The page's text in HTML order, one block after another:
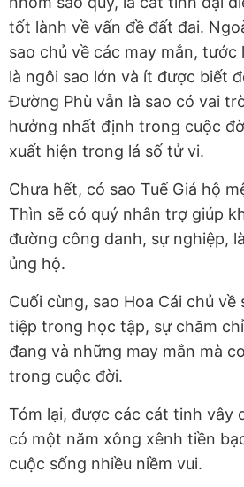
tốt lành về vấn đề đất đai.
sao chủ về các may mắn, tước
là ngôi sao lớn và ít được biết
Đường Phù vẫn là sao có vai
hưởng nhất định trong cuộc
xuất hiện trong lá số tử vi.
Chưa hết, có sao Tuế Giá hộ
Thìn sẽ có quý nhân trợ giúp
đường công danh, sự nghiệp,
ủng hộ.
Cuối cùng, sao Hoa Cái chủ
tiệp trong học tập, sự chăm
đang và những may mắn mà
trong cuộc đời.
Tóm lại, được các cát tinh vây
có một năm xông xênh tiền
cuộc sống nhiều niềm vui.